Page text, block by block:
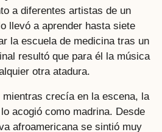
a diferentes artistas de un
llevó a aprender hasta siete
la escuela de medicina tras un
resultó que para él la música
otra atadura.
crecía en la escena, la
acogió como madrina. Desde
afroamericana se sintió muy